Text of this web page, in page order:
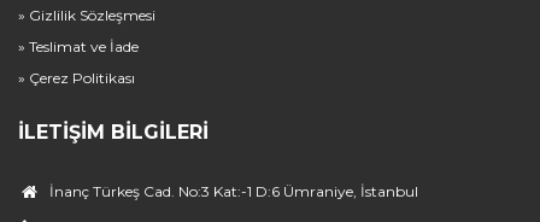
» Gizlilik Sözleşmesi
» Teslimat ve İade
» Çerez Politikası
İLETIŞIM BILGILERI
İnanç Türkeş Cad. No:3 Kat:-1 D:6 Ümraniye, İstanbul